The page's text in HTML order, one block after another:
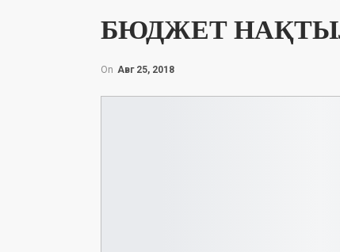
БЮДЖЕТ
On Авг 25, 2018